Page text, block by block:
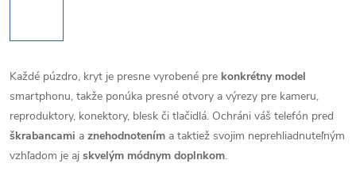
Každé púzdro, kryt je presne vyrobené pre konkrétny model
smartphonu, takže ponúka presné otvory a výrezy pre kameru,
reproduktory, konektory, blesk či tlačidlá. Ochráni váš telefón pred
škrabancami a znehodnotením a taktiež svojim neprehliadnuteľným
vzhľadom je aj skvelým módnym doplnkom.